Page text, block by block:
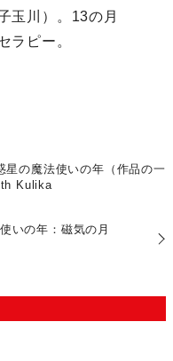
玉川）。13の月
ラピー。
の魔法使いの年（作品の一
Kulika
いの年：磁気の月